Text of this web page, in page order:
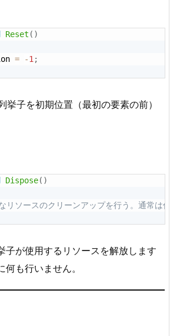
Reset ( )
= -1 ;
挙子を初期位置（最初の要素の前）
Dispose( )
ソースのクリーンアップを行う。通常は
子が使用するリソースを解放します
も行いません。